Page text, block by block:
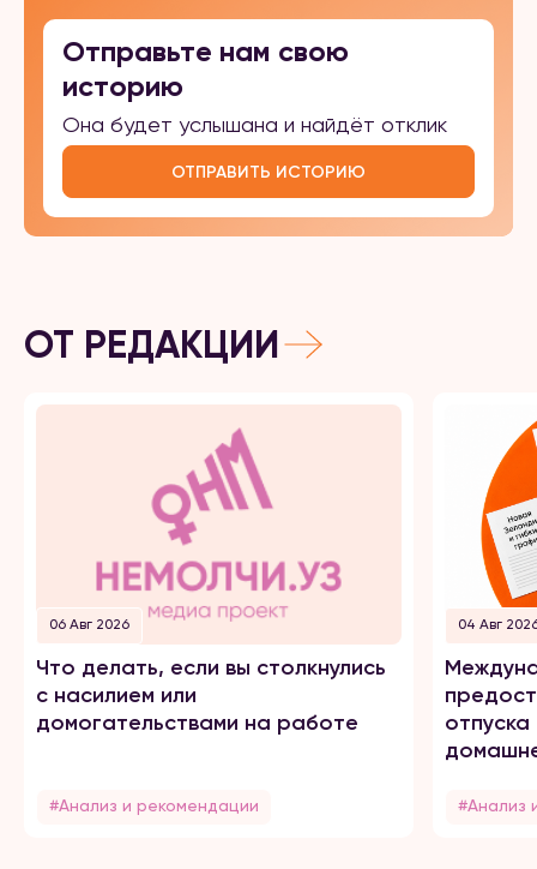
Отправьте нам свою
историю
Она будет услышана и найдёт отклик
ОТПРАВИТЬ ИСТОРИЮ
ОТ РЕДАКЦИИ
06 Авг 2026
Что делать, если вы столкнулись
с насилием или
домогательствами на работе
#Анализ и рекомендации
04 Авг
#Анализ